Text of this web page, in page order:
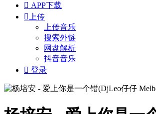
 APP下载
 上传
上传音乐
搜索外链
网盘解析
抖音音乐
 登录